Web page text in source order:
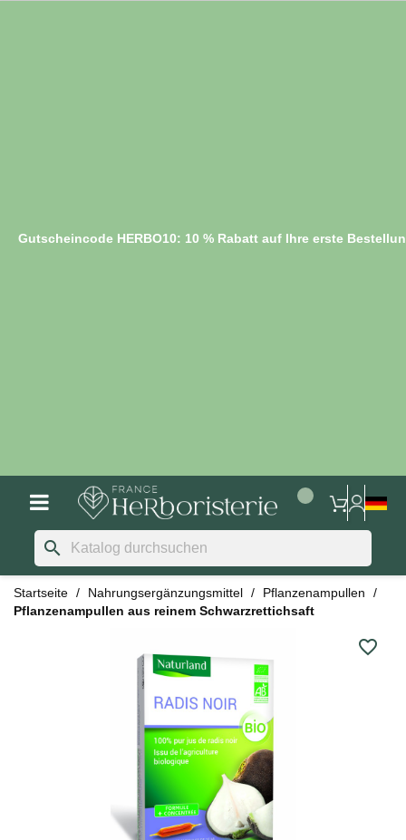
Gutscheincode HERBO10: 10 % Rabatt auf Ihre erste
search
Startseite Nahrungsergänzungsmittel
Pflanzenampullen
Pflanzenampullen aus reinem Schwarzrettichsaft
favorite_border